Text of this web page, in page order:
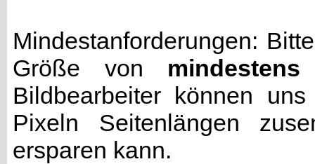
Mindestanforderungen:
Größe von
Bildbearbeiter können
Pixeln Seitenlängen
ersparen kann.